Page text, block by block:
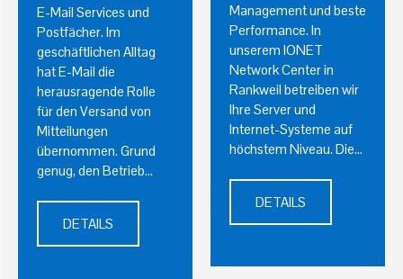
E-Mail Services und
Postfächer. Im
geschäftlichen Alltag
hat E-Mail die
herausragende Rolle
für den Versand von
Mitteilungen
übernommen. Grund
genug, den Betrieb…
DETAILS
Management und beste
Performance. In
unserem IONET
Network Center in
Rankweil betreiben wir
Ihre Server und
Internet-Systeme auf
höchstem Niveau. Die…
DETAILS